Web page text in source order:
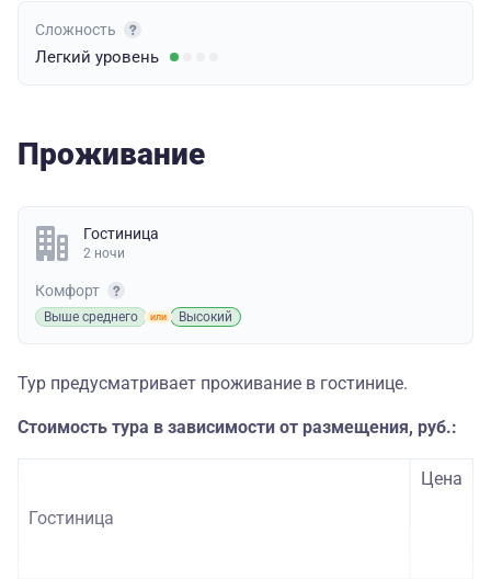
Сложность
Легкий уровень
Проживание
Гостиница
2 ночи
Комфорт
Выше среднего Высокий
Тур предусматривает проживание в гостинице.
Стоимость тура в зависимости от размещения, руб.:
Гостиница
Цена